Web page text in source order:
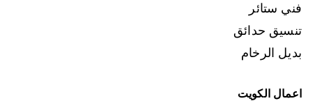
فني ستائر
تنسيق حدائق
بديل الرخام
اعمال الكويت